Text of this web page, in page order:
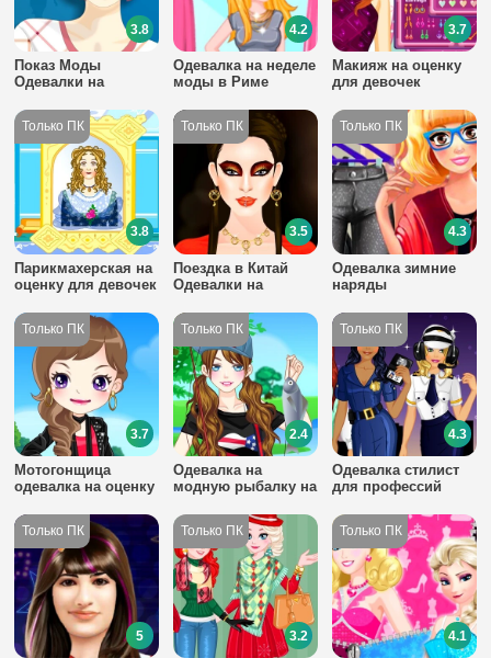
Показ Моды
Одевалки на
3.8
Одевалка на неделе
моды в Риме
4.2
Макияж на оценку
для девочек
3.7
Парикмахерская на
оценку для девочек
3.8
Поездка в Китай
Одевалки на
3.5
Одевалка зимние
наряды
4.3
Мотогонщица
одевалка на оценку
3.7
Одевалка на
модную рыбалку на
2.4
Одевалка стилист
для профессий
4.3
5 3.2 4.1